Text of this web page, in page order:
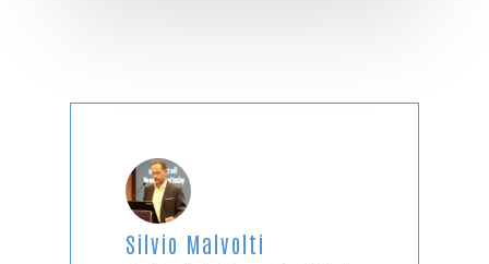
Silvio Malvolti